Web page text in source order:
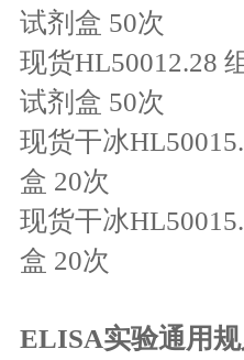
试剂盒 50次
现货HL50012.28
试剂盒 50次
现货干冰
盒 20次
现货干冰
盒 20次
ELISA实验通用